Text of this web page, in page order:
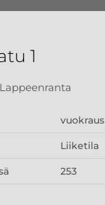
1
vuokraus
Liiketila
253